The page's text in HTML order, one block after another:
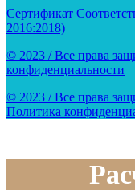
Сертификат
2016:2018)
© 2023 / Все права
конфиденциальности
© 2023 / Все права
Политика